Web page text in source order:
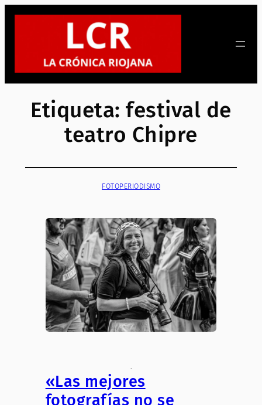
Saltar
Etiqueta:festival de
teatro Chipre
FOTOPERIODISMO
.
«Las mejores
fotografías no se